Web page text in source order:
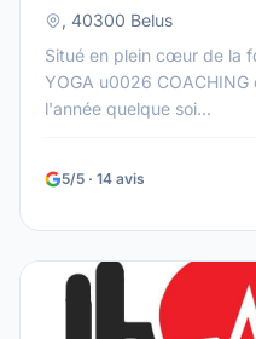
, 40300 Belus
Situé en plein cœur de la
YOGA u0026
l'année quelque soi...
5/5 · 14 avis